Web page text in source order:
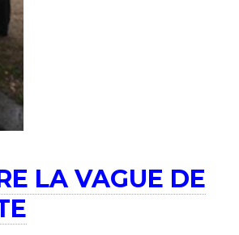
LA VAGUE DE